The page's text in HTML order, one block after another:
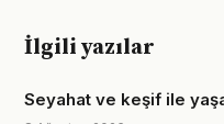
İlgili yazılar
Seyahat ve keşif ile